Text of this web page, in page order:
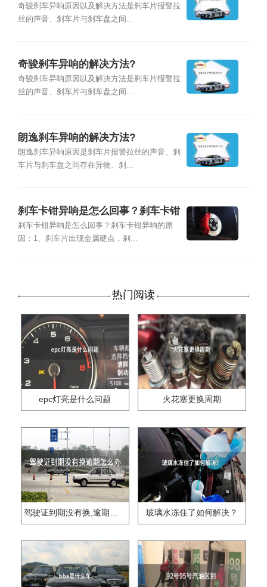
奇骏刹车异响原因以及解决方法是刹车片报警拉
丝的声音、刹车片与刹车盘之间...
奇骏刹车异响的解决方法?
奇骏刹车异响原因以及解决方法是刹车片报警拉
丝的声音、刹车片与刹车盘之间...
朗逸刹车异响的解决方法?
朗逸刹车异响原因是刹车片报警拉丝的声音、刹
车片与刹车盘之间存在异物、刹...
刹车卡钳异响是怎么回事？刹车卡钳
异响的原因
刹车卡钳异响是怎么回事？刹车卡钳异响的原
因：1、刹车片出现金属硬点，刹...
热门阅读
epc灯亮是什么问题 火花塞更换周期
驾驶证到期没有换,逾期怎么办?? 玻璃水冻住了如何解决？